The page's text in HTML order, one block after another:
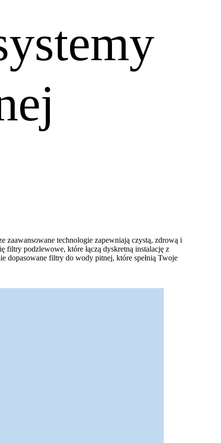
technologie zapewniają czystą, zdrową i
filtry podzlewowe, które łączą dyskretną instalację z
dopasowane filtry do wody pitnej, które spełnią Twoje